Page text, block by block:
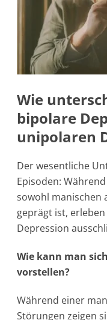
Wie
bipolare
unipolaren
Der wesentliche
Episoden:
sowohl manischen
geprägt ist,
Depression
Wie kann man
vorstellen?
Während einer
Störungen zeigen